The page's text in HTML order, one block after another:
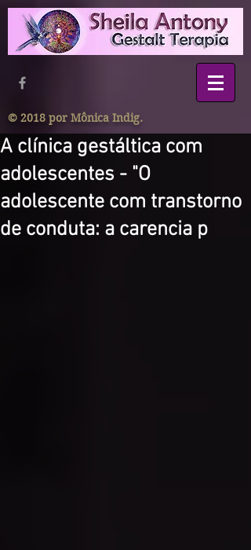
© 2018 por Mônica Indig.
A clínica gestáltica com
adolescentes - "O
adolescente com transtorno
de conduta: a carencia p